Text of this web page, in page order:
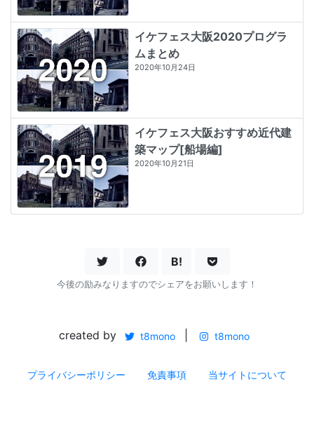
イケフェス大阪2020プログラ
ムまとめ
2020年10月24日
イケフェス大阪おすすめ近代建
築マップ[船場編]
2020年10月21日
B!
今後の励みなりますのでシェアをお願いします！
created by t8mono t8mono
プライバシーポリシー 免責事項 当サイトについて